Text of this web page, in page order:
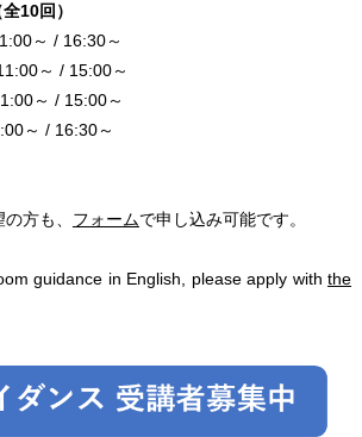
10回）
～ / 16:30～
～ / 15:00～
～ / 15:00～
～ / 16:30～
方も、 フォームで申し込み可能です。
guidance in English, please apply withthe